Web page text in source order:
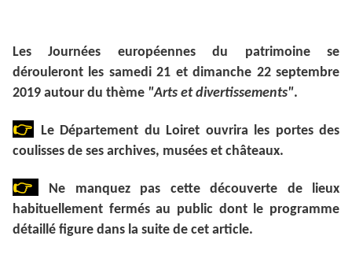
Les Journées européennes du patrimoine se
dérouleront les samedi 21 et dimanche 22 septembre
2019 autour du thème "Arts et divertissements".
👉
Le Département du Loiret ouvrira les portes des
coulisses de ses archives, musées et châteaux.
👉
Ne manquez pas cette découverte de lieux
habituellement fermés au public dont le programme
détaillé figure dans la suite de cet article.